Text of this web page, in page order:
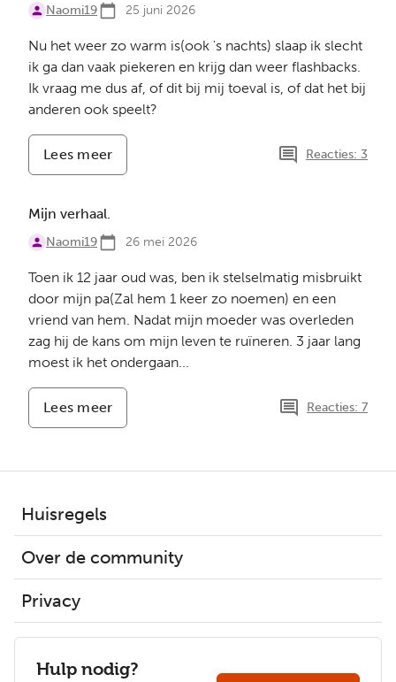
Naomi19 25 juni 2026
Nu het weer zo warm is(ook 's nachts) slaap ik slecht
ik ga dan vaak piekeren en krijg dan weer flashbacks.
Ik vraag me dus af, of dit bij mij toeval is, of dat het bij
anderen ook speelt?
Lees meer
Herkent
Reacties: 3
Mijn verhaal.
Naomi19 26 mei 2026
Toen ik 12 jaar oud was, ben ik stelselmatig misbruikt
door mijn pa(Zal hem 1 keer zo noemen) en een
vriend van hem. Nadat mijn moeder was overleden
zag hij de kans om mijn leven te ruïneren. 3 jaar lang
moest ik het ondergaan...
Lees meer
Mijn
Reacties: 7
Huisregels
Over de community
Privacy
Hulp nodig?